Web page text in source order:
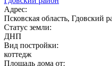
Адрес:
Псковская область, Гдовский
Статус земли:
ДНП
Вид постройки:
коттедж
Площадь дома от: